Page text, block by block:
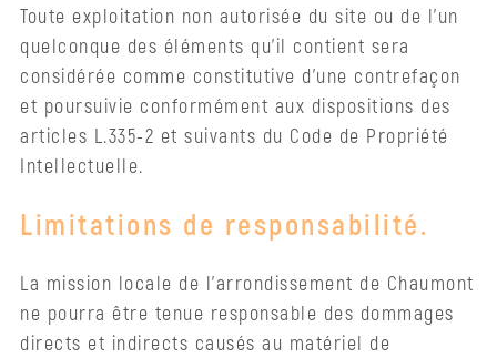
Toute exploitation non autorisée du site ou de l’un
quelconque des éléments qu’il contient sera
considérée comme constitutive d’une contrefaçon
et poursuivie conformément aux dispositions des
articles L.335-2 et suivants du Code de Propriété
Intellectuelle.
Limitations de responsabilité.
La mission locale de l’arrondissement de Chaumont
ne pourra être tenue responsable des dommages
directs et indirects causés au matériel de